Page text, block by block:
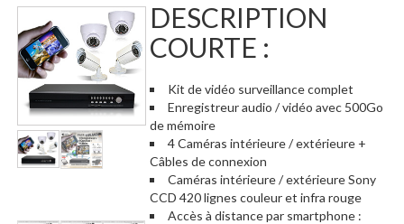
DESCRIPTION
COURTE :
Kit de vidéo surveillance complet
Enregistreur audio / vidéo avec 500Go
de mémoire
4 Caméras intérieure / extérieure +
Câbles de connexion
Caméras intérieure / extérieure Sony
CCD 420 lignes couleur et infra rouge
Accès à distance par smartphone :